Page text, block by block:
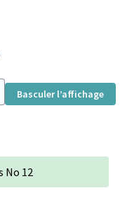
Basculer l’affichage
No 12